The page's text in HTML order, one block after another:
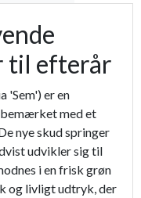
til efterår
'Sem') er en
med et
nye skud springer
udvikler sig til
i en frisk grøn
og livligt udtryk, der